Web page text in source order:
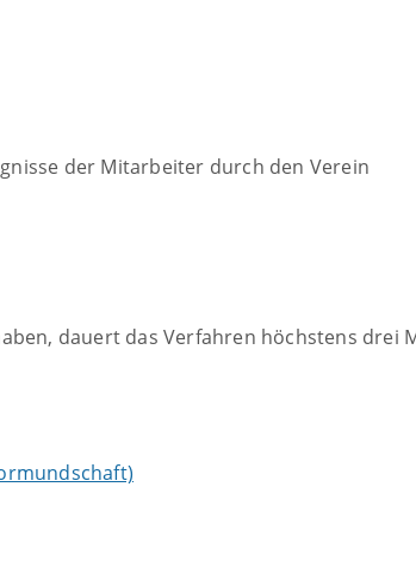
der Mitarbeiter durch den Verein
dauert das Verfahren höchstens drei